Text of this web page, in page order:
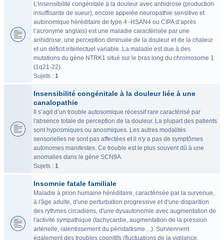
L’insensibilité congénitale à la douleur avec anhidrose (production
insuffisante de sueur), encore appelée neuropathie sensitive et
autonomique héréditaire de type 4 -HSAN4 ou CIPA d’après
l’acronyme anglais) est une maladie caractérisée par une
anhidrose, une perception diminuée de la douleur et de la chaleur
et un déficit intellectuel variable. La maladie est due à des
mutations du gène NTRK1 situé sur le bras long du chromosome 1
(1q21-22).
Sujets : 1
Insensibilité congénitale à la douleur liée à une
canalopathie
Il s’agit d’un trouble autosomique récessif rare caractérisé par
l'absence totale de perception de la douleur. La plupart des patients
sont hyposmiques ou anosmiques. Les autres modalités
sensorielles ne sont pas affectées et il n'y a pas de symptômes
autonomes manifestes. Ce trouble est le plus souvent dû à une
anomalies dans le gène SCN9A.
Sujets : 1
Insomnie fatale familiale
Maladie à prion humaine héréditaire, caractérisée par la survenue,
à l'âge adulte, d'une perturbation progressive et d'une disparition
des rythmes circadiens, d'une dysautonomie avec augmentation de
l'activité sympathique (tachycardie, augmentation de la pression
artérielle, ralentissement du péristaltisme…). Surviennent
également des troubles cognitifs (fluctuations de la vigilance,